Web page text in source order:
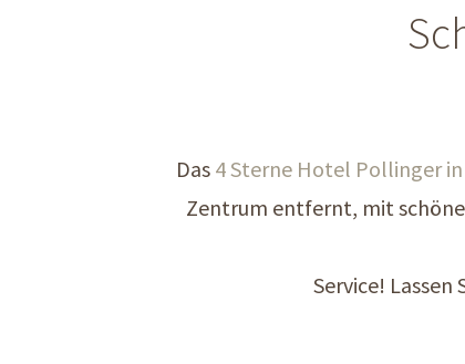
Das 4 Sterne Hotel Pollinger
Zentrum entfernt, mit
Service!